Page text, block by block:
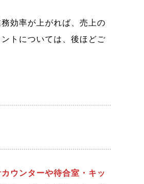
効率が上がれば、売上の
トについては、後ほどご
ウンターや待合室・キッ